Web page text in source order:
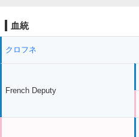
血統
クロフネ
French Deputy